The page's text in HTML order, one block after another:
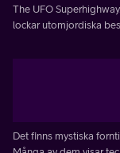
The UFO
lockar utomjordiska
Det finns mystiska